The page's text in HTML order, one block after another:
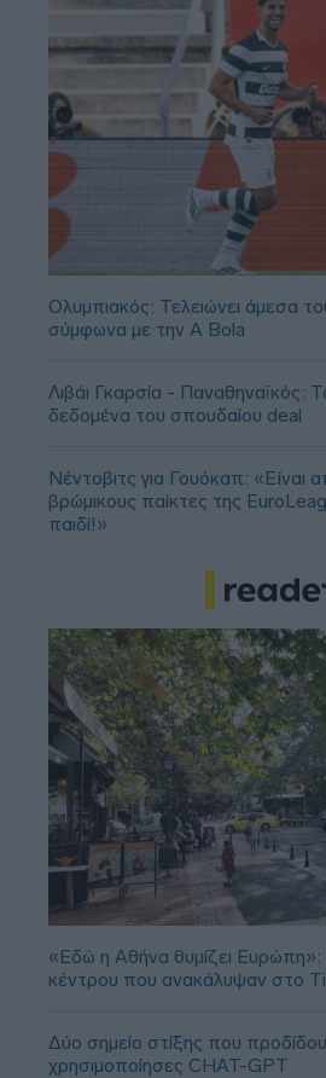
Ολυμπιακός: Τελειώνει άμεσα
σύμφωνα με την A Bola
Λιβάι Γκαρσία - Παναθηναϊκός:
δεδομένα του σπουδαίου deal
Νέντοβιτς για Γουόκαπ: «Είναι
βρώμικους παίκτες της
παιδί!»
«Εδώ η Αθήνα θυμίζει Ευρώπη»:
κέντρου που ανακάλυψαν στο
Δύο σημείο στίξης που
χρησιμοποίησες CHAT-GPT